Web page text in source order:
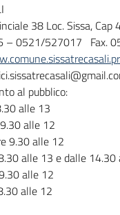
38 Loc. Sissa, Cap
– 0521/527017 Fax.
al pubblico:
alle 13
alle 12
9.30 alle 12
alle 13 e dalle
alle 12
alle 12